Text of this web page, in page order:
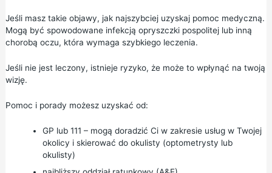
Jeśli masz takie objawy, jak najszybciej uzyskaj pomoc medyczną.
Mogą być spowodowane infekcją opryszczki pospolitej lub inną
chorobą oczu, która wymaga szybkiego leczenia.
Jeśli nie jest leczony, istnieje ryzyko, że może to wpłynąć na twoją
wizję.
Pomoc i porady możesz uzyskać od:
GP lub 111 – mogą doradzić Ci w zakresie usług w Twojej
okolicy i skierować do okulisty (optometrysty lub
okulisty)